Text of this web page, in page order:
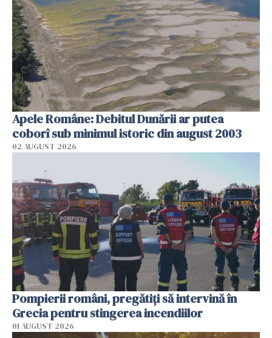
Apele Române: Debitul Dunării ar putea
coborî sub minimul istoric din august 2003
02 AUGUST 2026
Pompierii români, pregătiţi să intervină în
Grecia pentru stingerea incendiilor
01 AUGUST 2026